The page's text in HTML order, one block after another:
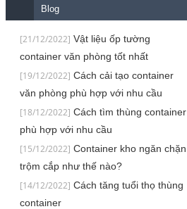
Blog
[21/12/2022] Vật liệu ốp tường
container văn phòng tốt nhất
[19/12/2022] Cách cải tạo container
văn phòng phù hợp với nhu cầu
[18/12/2022] Cách tìm thùng container
phù hợp với nhu cầu
[15/12/2022] Container kho ngăn chặn
trộm cắp như thế nào?
[14/12/2022] Cách tăng tuổi thọ thùng
container